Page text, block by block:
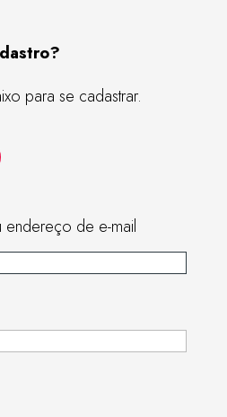
para se cadastrar.
de e-mail